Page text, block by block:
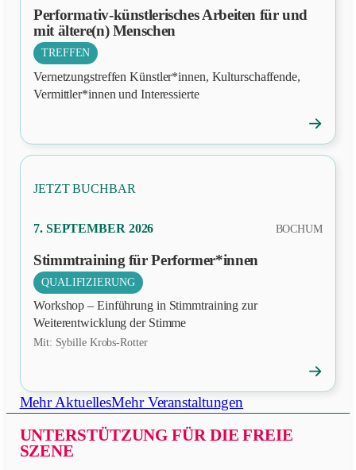
Performativ-künstlerisches Arbeiten für und
mit ältere(n) Menschen
TREFFEN
Vernetzungstreffen Künstler*innen, Kulturschaffende,
Vermittler*innen und Interessierte
öffnen
→
PRÄSENZ
JETZT BUCHBAR
7. SEPTEMBER 2026 BOCHUM
Stimmtraining für Performer*innen
QUALIFIZIERUNG
Workshop – Einführung in Stimmtraining zur
Weiterentwicklung der Stimme
Mit: Sybille Krobs-Rotter
öffnen
→
Mehr AktuellesMehr Veranstaltungen
UNTERSTÜTZUNG FÜR DIE FREIE
SZENE